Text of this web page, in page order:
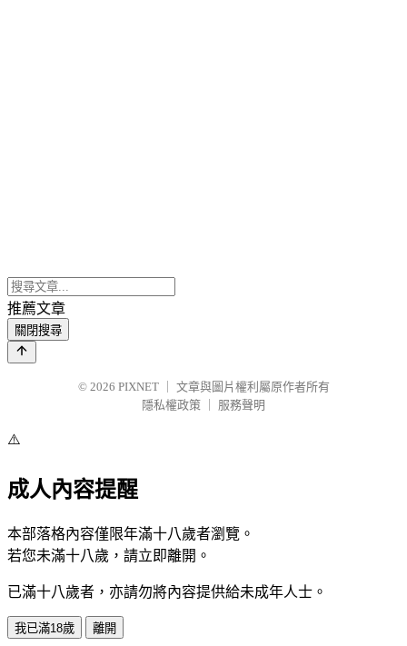
推薦文章
關閉搜尋
© 2026 PIXNET
文章與圖片權利屬原作者所有
隱私權政策
服務聲明
⚠️
成人內容提醒
本部落格內容僅限年滿十八歲者瀏覽。
若您未滿十八歲，請立即離開。
已滿十八歲者，亦請勿將內容提供給未成年人士。
我已滿18歲 離開